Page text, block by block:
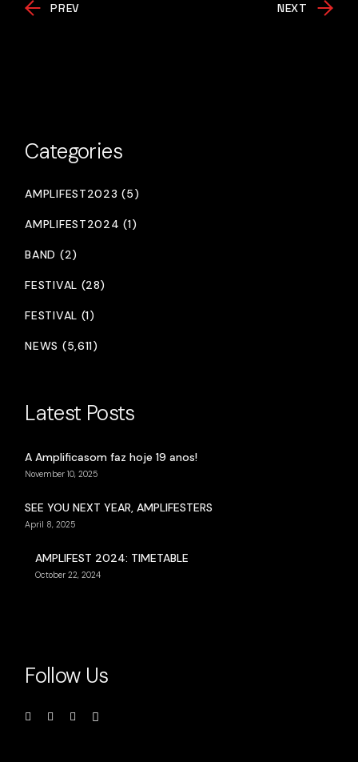
PREV NEXT
Categories
AMPLIFEST2023 (5)
AMPLIFEST2024 (1)
BAND (2)
FESTIVAL (28)
FESTIVAL (1)
NEWS (5,611)
Latest Posts
A Amplificasom faz hoje 19 anos!
November 10, 2025
SEE YOU NEXT YEAR, AMPLIFESTERS
April 8, 2025
AMPLIFEST 2024: TIMETABLE
October 22, 2024
Follow Us